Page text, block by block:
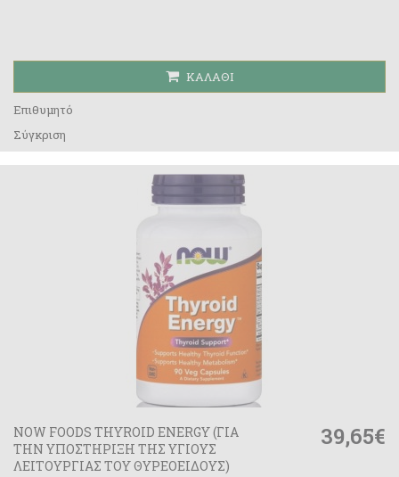
ΚΑΛΆΘΙ
Επιθυμητό
Σύγκριση
NOW FOODS THYROID ENERGY (ΓΙΑ
ΤΗΝ ΥΠΟΣΤΗΡΙΞΗ ΤΗΣ ΥΓΙΟΥΣ
ΛΕΙΤΟΥΡΓΙΑΣ ΤΟΥ ΘΥΡΕΟΕΙΔΟΥΣ)
39,65€